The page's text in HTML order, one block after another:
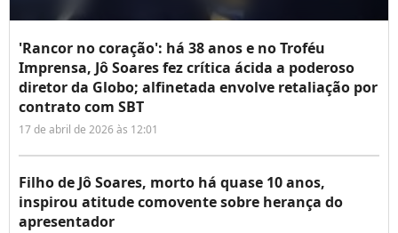
'Rancor no coração': há 38 anos e no Troféu
Imprensa, Jô Soares fez crítica ácida a poderoso
diretor da Globo; alfinetada envolve retaliação por
contrato com SBT
17 de abril de 2026 às 12:01
Filho de Jô Soares, morto há quase 10 anos,
inspirou atitude comovente sobre herança do
apresentador